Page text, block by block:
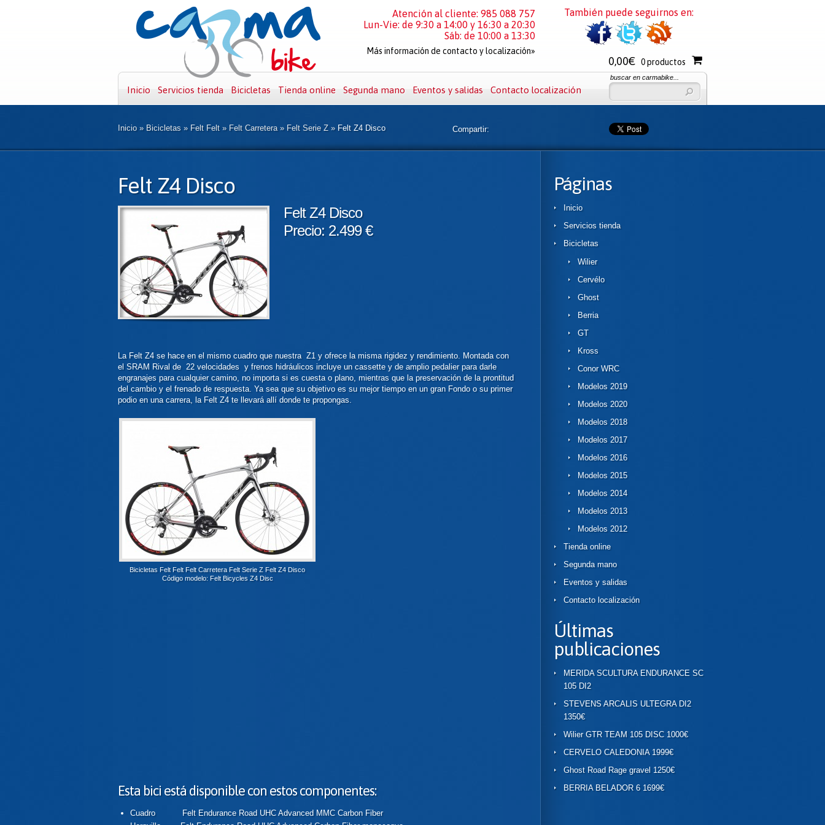
Inicio Servicios tienda Bicicletas Tienda online Segunda mano Eventos y salidas Contacto localización
buscar en carmabike...
Inicio » Bicicletas » Felt Felt » Felt Carretera » Felt Serie Z » Felt Z4 Disco Compartir:
Felt Z4 Disco
Felt Z4 Disco
Precio: 2.499 €
La Felt Z4 se hace en el mismo cuadro que nuestra Z1 y ofrece la misma rigidez y rendimiento. Montada con
el SRAM Rival de 22 velocidades y frenos hidráulicos incluye un cassette y de amplio pedalierpara darle
engranajes para cualquier camino, no importa si es cuesta o plano, mientras que la preservación de la prontitud
del cambio y el frenado de respuesta. Ya sea que su objetivo es su mejor tiempo en un gran Fondo o su primer
podio en una carrera, la Felt Z4 te llevará allí donde te propongas.
Bicicletas Felt Felt Felt Carretera Felt Serie Z Felt Z4 Disco
Código modelo: Felt Bicycles Z4 Disc
Esta bici está disponible con estos componentes:
Cuadro Felt Endurance Road UHC Advanced MMC Carbon Fiber
Páginas
Inicio
Servicios tienda
Bicicletas
Wilier
Cervélo
Ghost
Berria
GT
Kross
Conor WRC
Modelos 2019
Modelos 2020
Modelos 2018
Modelos 2017
Modelos 2016
Modelos 2015
Modelos 2014
Modelos 2013
Modelos 2012
Tienda online
Segunda mano
Eventos y salidas
Contacto localización
Últimas
publicaciones
MERIDA SCULTURA ENDURANCE SC
105 DI2
STEVENS ARCALIS ULTEGRA DI2
1350€
Wilier GTR TEAM 105 DISC 1000€
CERVELO CALEDONIA 1999€
Ghost Road Rage gravel 1250€
BERRIA BELADOR 6 1699€
Atención al cliente: 985 088 757
Lun-Vie: de 9:30 a 14:00 y 16:30 a 20:30
Sáb: de 10:00 a 13:30
Más información de contacto y localización»
También puede seguirnos en:
0,00€ 0 productos